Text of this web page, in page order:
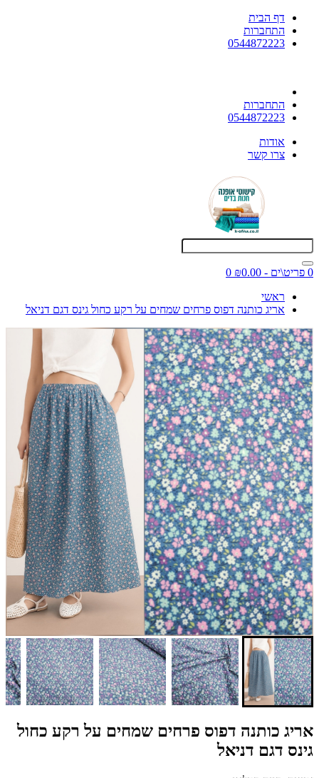
דף הבית
התחברות
0544872223
התחברות
0544872223
אודות
צרו קשר
0 פריט\ים - ₪0.00
0
ראשי
אריג כותנה דפוס פרחים שמחים על רקע כחול גינס דגם דניאל
אריג כותנה דפוס פרחים שמחים על רקע כחול
גינס דגם דניאל